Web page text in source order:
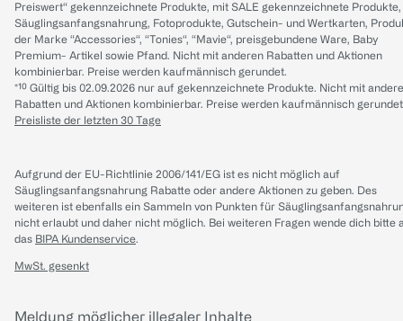
Preiswert“ gekennzeichnete Produkte, mit SALE gekennzeichnete Produkte,
Säuglingsanfangsnahrung, Fotoprodukte, Gutschein- und Wertkarten,
der Marke “Accessories“, “Tonies“, “Mavie“, preisgebundene Ware, Baby
Premium- Artikel sowie Pfand. Nicht mit anderen Rabatten und Aktionen
kombinierbar. Preise werden kaufmännisch gerundet.
*¹⁰ Gültig bis 02.09.2026 nur auf gekennzeichnete Produkte. Nicht mit
Rabatten und Aktionen kombinierbar. Preise werden kaufmännisch
Preisliste der letzten 30 Tage
Aufgrund der EU-Richtlinie 2006/141/EG ist es nicht möglich auf
Säuglingsanfangsnahrung Rabatte oder andere Aktionen zu geben. Des
weiteren ist ebenfalls ein Sammeln von Punkten für
nicht erlaubt und daher nicht möglich. Bei weiteren Fragen wende dich bitte
das BIPA Kundenservice.
MwSt. gesenkt
Meldung möglicher illegaler Inhalte